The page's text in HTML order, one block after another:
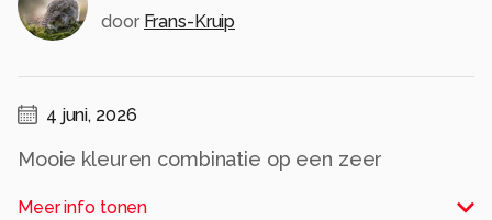
door Frans-Kruip
4 juni, 2026
Mooie kleuren combinatie op een zeer
Meer info tonen